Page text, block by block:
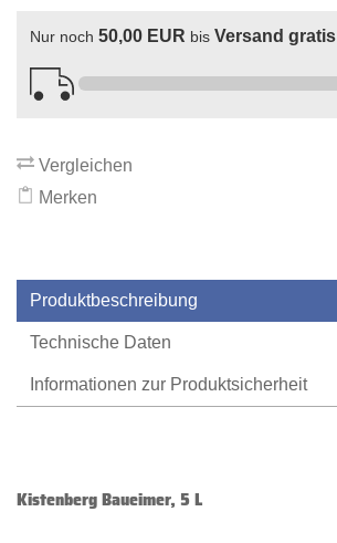
Nur noch 50,00 EUR bis Versand gratis
Vergleichen
Merken
Produktbeschreibung
Technische Daten
Informationen zur Produktsicherheit
Kistenberg Baueimer, 5 L